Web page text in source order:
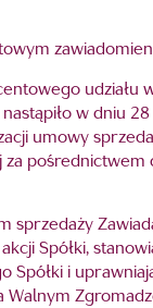
udziału
w dniu
umowy
za pośrednictwem
sprzedaży
Spółki,
Spółki i
Walnym